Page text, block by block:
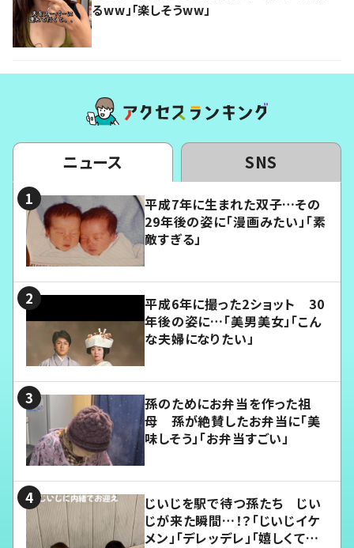
るww」「楽しそうww」
ニュース SNS
平成7年に生まれた双子…その
29年後の姿に「漫画みたい」「素
敵すぎる」
平成6年に撮った2ショット 30
年後の姿に…「美男美女」「こん
な夫婦になりたい」
孫のためにお弁当を作った祖
母 孫が絶賛したお弁当に「美
味しそう」「お弁当すごい」
じいじを駅で待つ孫たち じい
じが来た瞬間…！？「じいじイケ
メン」「デレッデレ」「嬉しくて可